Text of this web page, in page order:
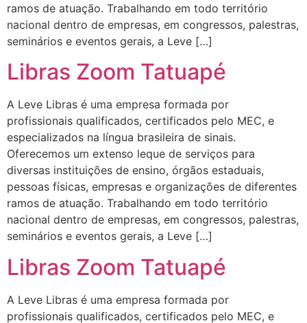
ramos de atuação. Trabalhando em todo território
nacional dentro de empresas, em congressos, palestras,
seminários e eventos gerais, a Leve […]
Libras Zoom Tatuapé
A Leve Libras é uma empresa formada por
profissionais qualificados, certificados pelo MEC, e
especializados na língua brasileira de sinais.
Oferecemos um extenso leque de serviços para
diversas instituições de ensino, órgãos estaduais,
pessoas físicas, empresas e organizações de diferentes
ramos de atuação. Trabalhando em todo território
nacional dentro de empresas, em congressos, palestras,
seminários e eventos gerais, a Leve […]
Libras Zoom Tatuapé
A Leve Libras é uma empresa formada por
profissionais qualificados, certificados pelo MEC, e